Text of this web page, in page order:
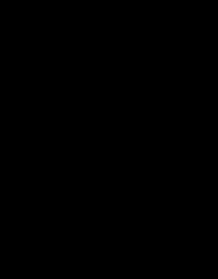
Het Fonds streeft naar een